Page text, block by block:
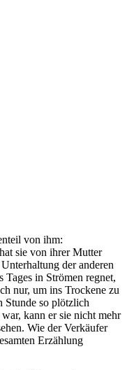
von ihm:
sie von ihrer Mutter
der anderen
Tages in Strömen regnet,
nur, um ins Trockene zu
Stunde so plötzlich
kann er sie nicht mehr
Wie der Verkäufer
Erzählung